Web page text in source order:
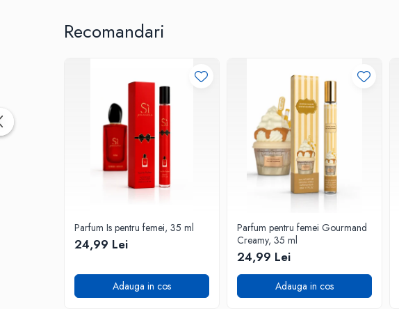
Recomandari
Parfum Is pentru femei, 35 ml
24,99 Lei
Adauga in cos
Parfum pentru femei Gourmand
Creamy, 35 ml
24,99 Lei
Adauga in cos